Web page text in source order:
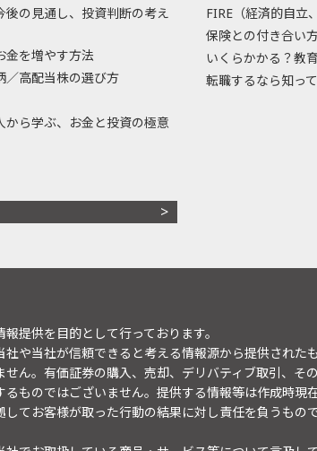
後の見通し、投資判断の考え
金を増やす方法
／高配当株の選び方
から学ぶ、お金と投資の極意
FIRE（経済的自立
保険との付き合い
いくらかかる？教
転職するなら知っ
提供を目的として行っております。
社や当社が信頼できると考える情報源から提供され
せん。有価証券の購入、売却、デリバティブ取引、
るものではございません。提供する情報等は作成時
してお客様が取った行動の結果に対し責任を負うも